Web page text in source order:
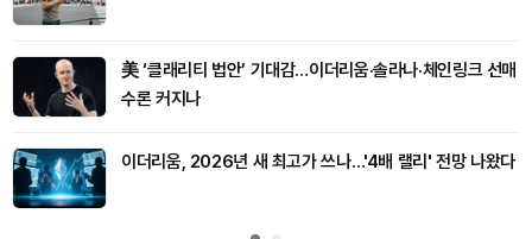
美 ‘클래리티 법안’ 기대감…이더리움·솔라나·체인링크 선매
수론 커지나
이더리움, 2026년 새 최고가 쓰나…'4배 랠리' 전망 나왔다